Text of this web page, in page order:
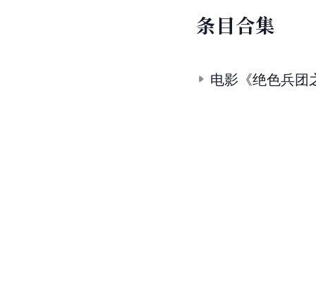
条目合集
电影《绝色兵团